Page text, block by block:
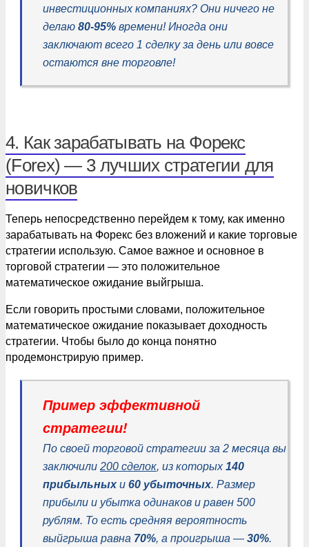
инвестиционных компаниях? Они ничего не
делаю 80-95% времени! Иногда они
заключают всего 1 сделку за день или вовсе
остаются вне торговле!
4. Как зарабатывать на Форекс
(Forex) — 3 лучших стратегии для
новичков
Теперь непосредственно перейдем к тому, как именно
зарабатывать на Форекс без вложений и какие торговые
стратегии использую. Самое важное и основное в
торговой стратегии — это положительное
математическое ожидание выйгрыша.
Если говорить простыми словами, положительное
математическое ожидание показывает доходность
стратегии. Чтобы было до конца понятно
продемонстрирую пример.
Пример эффективной
стратегии!
По своей торговой стратегии за 2 месяца вы
заключили 200 сделок, из которых140
прибыльныхи 60 убыточных. Размер
прибыли и убытка одинаков и равен 500
рублям. То есть средняя вероятность
выйгрыша равна 70%, а проигрыша — 30%.